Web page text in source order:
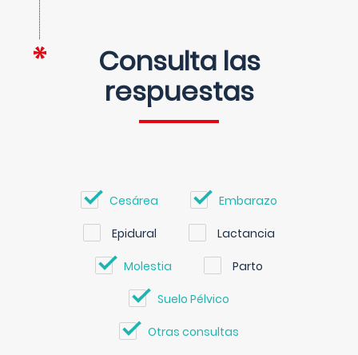
Consulta las
respuestas
Cesárea Embarazo
Epidural Lactancia
Molestia Parto
Suelo Pélvico
Otras consultas